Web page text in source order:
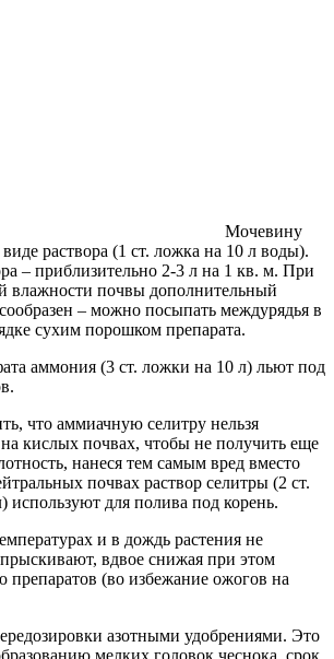
Мочевину
раствора (1 ст. ложка на 10 л воды).
– приблизительно 2-3 л на 1 кв. м. При
влажности почвы дополнительный
– можно посыпать междурядья в
сухим порошком препарата.
аммония (3 ст. ложки на 10 л) льют под
что аммиачную селитру нельзя
на кислых почвах, чтобы не получить еще
нанеся тем самым вред вместо
почвах раствор селитры (2 ст.
используют для полива под корень.
и в дождь растения не
вдвое снижая при этом
препаратов (во избежание ожогов на
азотными удобрениями. Это